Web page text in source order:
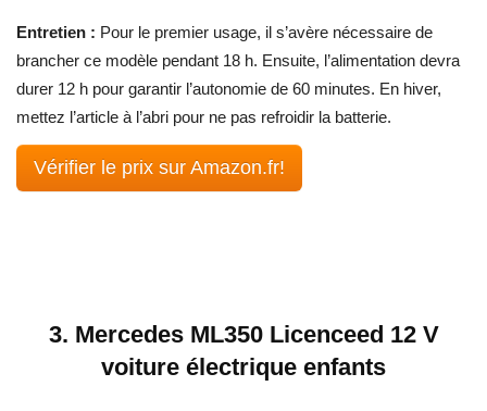
Entretien : Pour le premier usage, il s’avère nécessaire de
brancher ce modèle pendant 18 h. Ensuite, l’alimentation devra
durer 12 h pour garantir l’autonomie de 60 minutes. En hiver,
mettez l’article à l’abri pour ne pas refroidir la batterie.
Vérifier le prix sur Amazon.fr!
3. Mercedes ML350 Licenceed 12 V
voiture électrique enfants